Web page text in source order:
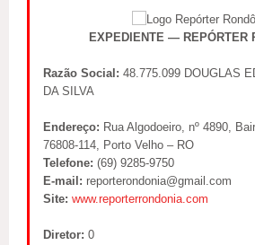
EXPEDIENTE — REPÓRTER
Razão Social: 48.775.099 DOUGLAS
DA SILVA
Endereço: Rua Algodoeiro, nº 4890,
76808-114, Porto Velho – RO
Telefone: (69) 9285-9750
E-mail: reporterondonia@gmail.com
Site: www.reporterrondonia.com
Diretor: 0